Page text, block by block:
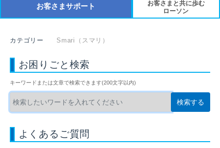
お客さまサポート
お客さまと共に歩む
ローソン
カテゴリー Smari（スマリ）
お困りごと検索
キーワードまたは文章で検索できます(200文字以内)
よくあるご質問